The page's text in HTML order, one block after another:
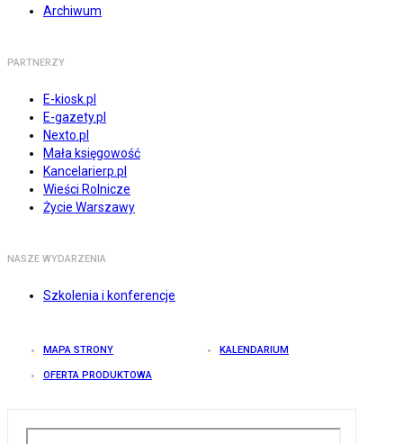
Archiwum
PARTNERZY
E-kiosk.pl
E-gazety.pl
Nexto.pl
Mała księgowość
Kancelarierp.pl
Wieści Rolnicze
Życie Warszawy
NASZE WYDARZENIA
Szkolenia i konferencje
MAPA STRONY KALENDARIUM
OFERTA PRODUKTOWA